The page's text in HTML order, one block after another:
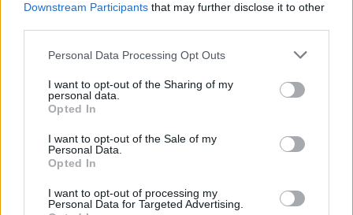
Downstream Participants that may further disclose it to other
Personal Data Processing Opt Outs
I want to opt-out of the Sharing of my
personal data.
Opted In
I want to opt-out of the Sale of my
Personal Data.
Opted In
I want to opt-out of processing my
Personal Data for Targeted Advertising.
Φωτογραφία Instagram/Adam Fussell